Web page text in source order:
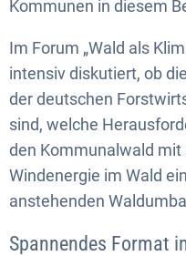
Kommunen in diesem
Im Forum „Wald als
intensiv diskutiert, ob
der deutschen
sind, welche
den Kommunalwald mit
Windenergie im Wald
anstehenden
Spannendes Format